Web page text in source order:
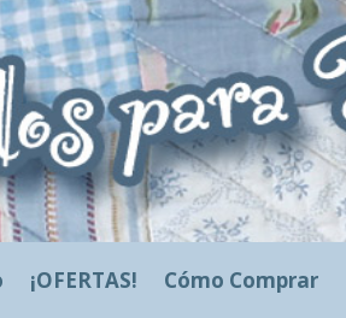
¡OFERTAS! Cómo Comprar